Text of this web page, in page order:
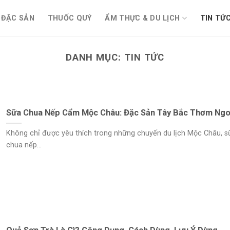
ĐẶC SẢN THUỐC QUÝ ẨM THỰC & DU LỊCH TIN TỨC
DANH MỤC: TIN TỨC
Sữa Chua Nếp Cẩm Mộc Châu: Đặc Sản Tây Bắc Thơm
Không chỉ được yêu thích trong những chuyến du lịch Mộc Châu,
chua nếp...